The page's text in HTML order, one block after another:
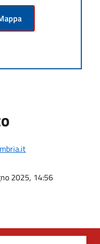
2025, 14:56